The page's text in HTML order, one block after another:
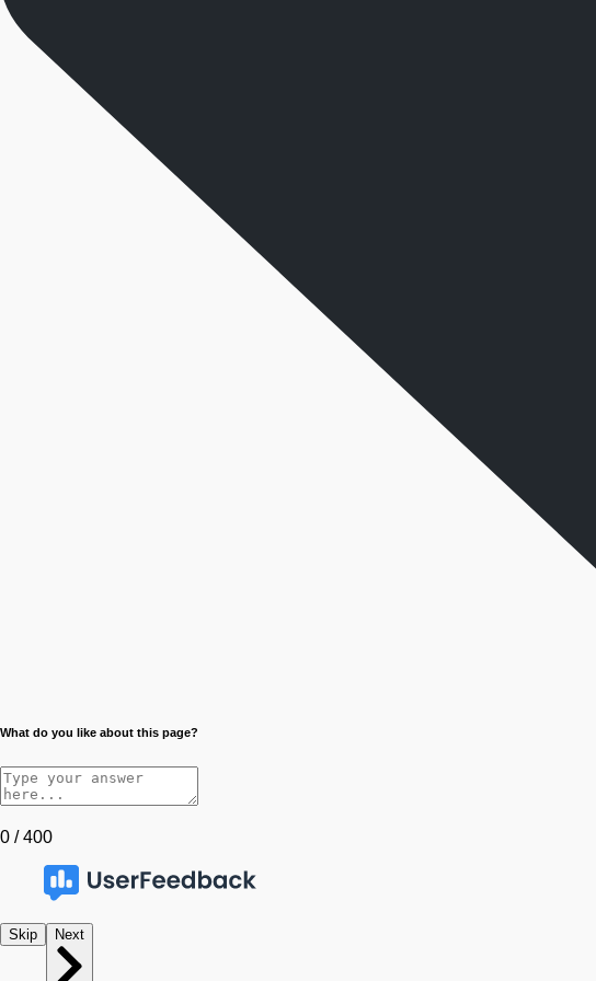
What do you like about this page?
0 / 400
Skip Next